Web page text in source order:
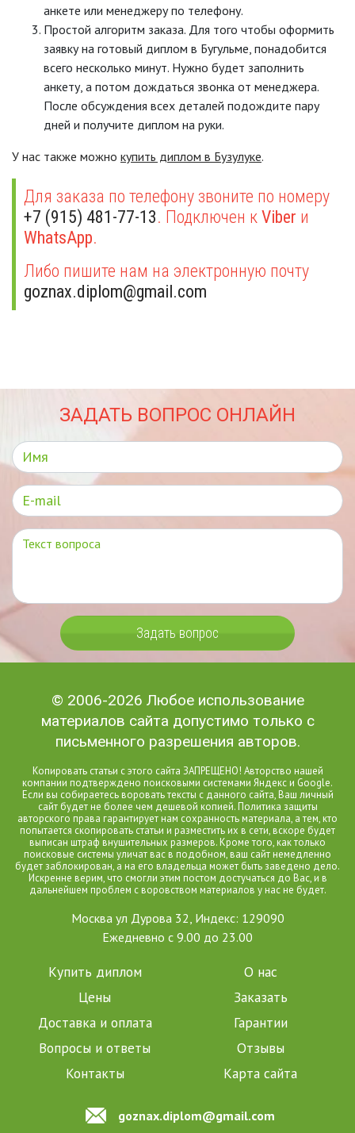
анкете или менеджеру по телефону.
Простой алгоритм заказа. Для того чтобы оформить
заявку на готовый диплом в Бугульме, понадобится
всего несколько минут. Нужно будет заполнить
анкету, а потом дождаться звонка от менеджера.
После обсуждения всех деталей подождите пару
дней и получите диплом на руки.
У нас также можно купить диплом в Бузулуке.
Для заказа по телефону звоните по номеру
+7 (915) 481-77-13. Подключен к Viber и
WhatsApp.
Либо пишите нам на электронную почту
goznax.diplom@gmail.com
ЗАДАТЬ ВОПРОС ОНЛАЙН
Задать вопрос
© 2006-2026 Любое использование
материалов сайта допустимо только с
письменного разрешения авторов.
Копировать статьи с этого сайта ЗАПРЕЩЕНО! Авторство нашей
компании подтверждено поисковыми системами Яндекс и Google.
Если вы собираетесь воровать тексты с данного сайта, Ваш личный
сайт будет не более чем дешевой копией. Политика защиты
авторского права гарантирует нам сохранность материала, а тем, кто
попытается скопировать статьи и разместить их в сети, вскоре будет
выписан штраф внушительных размеров. Кроме того, как только
поисковые системы уличат вас в подобном, ваш сайт немедленно
будет заблокирован, а на его владельца может быть заведено дело.
Искренне верим, что смогли этим постом достучаться до Вас, и в
дальнейшем проблем с воровством материалов у нас не будет.
Москва ул Дурова 32, Индекс: 129090
Ежедневно с 9.00 до 23.00
Купить диплом
О нас
Цены
Заказать
Доставка и оплата
Гарантии
Вопросы и ответы
Отзывы
Контакты
Карта сайта
goznax.diplom@gmail.com